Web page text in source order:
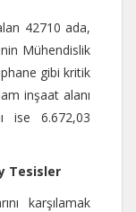
42710 ada,
Mühendislik
gibi kritik
inşaat alanı
ise 6.672,03
Tesisler
karşılamak